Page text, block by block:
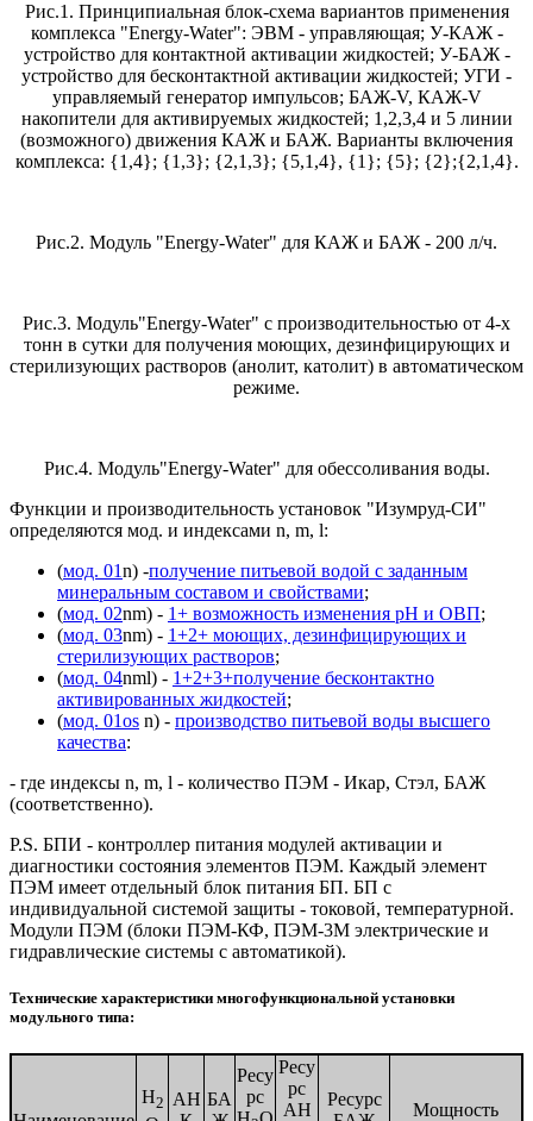
Рис.1. Принципиальная блок-схема вариантов применения
комплекса "Energy-Water": ЭВМ - управляющая; У-КАЖ -
устройство для контактной активации жидкостей; У-БАЖ -
устройство для бесконтактной активации жидкостей; УГИ -
управляемый генератор импульсов; БАЖ-V, КАЖ-V
накопители для активируемых жидкостей; 1,2,3,4 и 5 линии
(возможного) движения КАЖ и БАЖ. Варианты включения
комплекса: {1,4}; {1,3}; {2,1,3}; {5,1,4}, {1}; {5}; {2};{2,1,4}.
Рис.2. Модуль "Energy-Water" для КАЖ и БАЖ - 200 л/ч.
Рис.3. Модуль"Energy-Water" с производительностью от 4-х
тонн в сутки для получения моющих, дезинфицирующих и
стерилизующих растворов (анолит, католит) в автоматическом
режиме.
Рис.4. Модуль"Energy-Water" для обессоливания воды.
Функции и производительность установок "Изумруд-СИ"
определяются мод. и индексами n, m, l:
(мод. 01n) -получение питьевой водой с заданным
минеральным составом и свойствами;
(мод. 02nm) - 1+ возможность изменения рН и ОВП;
(мод. 03nm) - 1+2+ моющих, дезинфицирующих и
стерилизующих растворов;
(мод. 04nml) - 1+2+3+получение бесконтактно
активированных жидкостей;
(мод. 01os n) - производство питьевой воды высшего
качества:
- где индексы n, m, l - количество ПЭМ - Икар, Стэл, БАЖ
(соответственно).
P.S. БПИ - контроллер питания модулей активации и
диагностики состояния элементов ПЭМ. Каждый элемент
ПЭМ имеет отдельный блок питания БП. БП с
индивидуальной системой защиты - токовой, температурной.
Модули ПЭМ (блоки ПЭМ-КФ, ПЭМ-3М электрические и
гидравлические системы с автоматикой).
Технические характеристики многофункциональной установки
модульного типа:
H2 АН БА
Ресу
рс
Ресу
рс
АН
Ресурс
Мощность